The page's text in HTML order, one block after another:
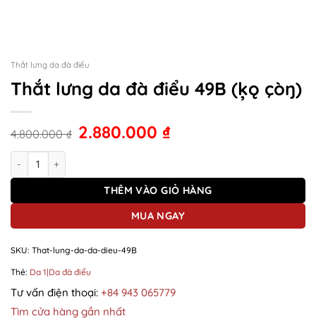
Thắt lưng da đà điểu
Thắt lưng da đà điểu 49B (ķǫ çòŋ)
4.800.000₫ 2.880.000 ₫
Thắt lưng da đà điểu 49B (ķǫ çòŋ) số lượng
THÊM VÀO GIỎ HÀNG
MUA NGAY
SKU: That-lung-da-da-dieu-49B
Thẻ: Da 1|Da đà điểu
Tư vấn điện thoại: +84 943 065779
Tìm cửa hàng gần nhất